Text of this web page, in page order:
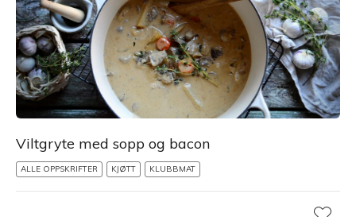
Viltgryte med sopp og bacon
ALLE OPPSKRIFTER KJØTT KLUBBMAT